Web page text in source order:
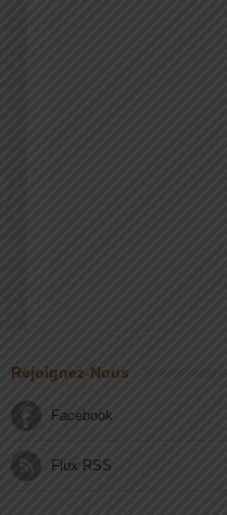
Rejoignez-Nous
Facebook
Flux RSS